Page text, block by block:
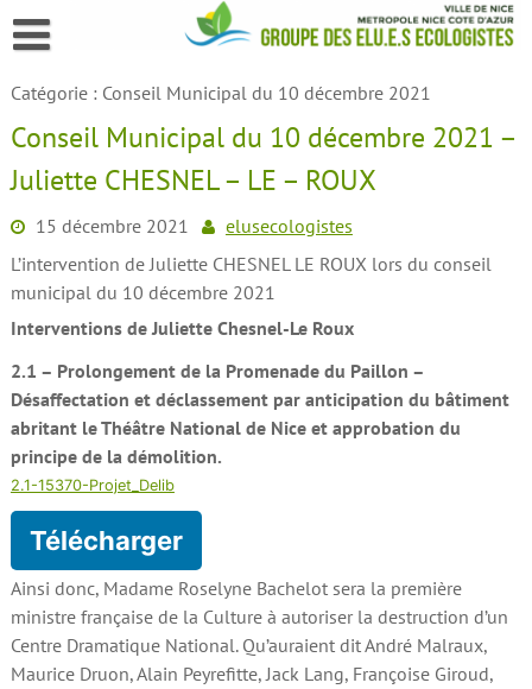
to
content
Catégorie : Conseil Municipal du 10 décembre 2021
Conseil Municipal du 10 décembre 2021 –
Juliette CHESNEL – LE – ROUX
15 décembre 2021
elusecologistes
L’intervention de Juliette CHESNEL LE ROUX lors du conseil
municipal du 10 décembre 2021
Interventions de Juliette Chesnel-Le Roux
2.1 – Prolongement de la Promenade du Paillon –
Désaffectation et déclassement par anticipation du bâtiment
abritant le Théâtre National de Nice et approbation du
principe de la démolition.
2.1-15370-Projet_Delib
Télécharger
Ainsi donc, Madame Roselyne Bachelot sera la première
ministre française de la Culture à autoriser la destruction d’un
Centre Dramatique National. Qu’auraient dit André Malraux,
Maurice Druon, Alain Peyrefitte, Jack Lang, Françoise Giroud,